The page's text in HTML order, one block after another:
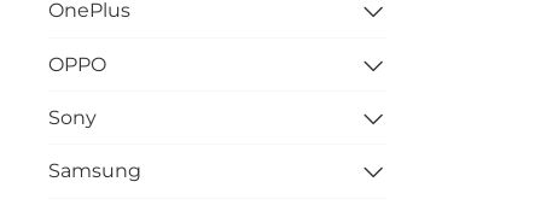
OnePlus
OPPO
Sony
Samsung